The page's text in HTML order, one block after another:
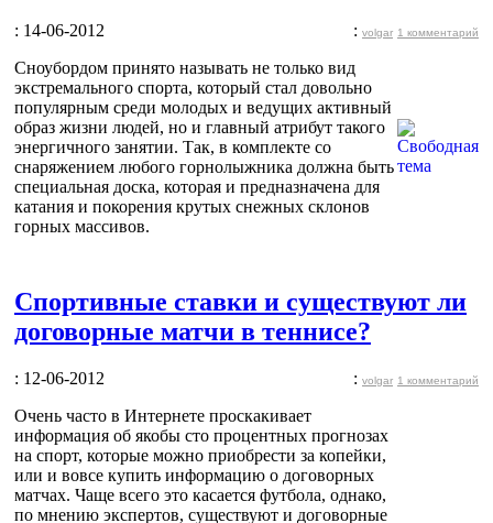
: 14-06-2012 : volgar 1 комментарий
Сноубордом принято называть не только вид
экстремального спорта, который стал довольно
популярным среди молодых и ведущих активный
образ жизни людей, но и главный атрибут такого
энергичного занятии. Так, в комплекте со
снаряжением любого горнолыжника должна быть
специальная доска, которая и предназначена для
катания и покорения крутых снежных склонов
горных массивов.
Спортивные ставки и существуют ли
договорные матчи в теннисе?
: 12-06-2012 : volgar 1 комментарий
Очень часто в Интернете проскакивает
информация об якобы сто процентных прогнозах
на спорт, которые можно приобрести за копейки,
или и вовсе купить информацию о договорных
матчах. Чаще всего это касается футбола, однако,
по мнению экспертов, существуют и договорные